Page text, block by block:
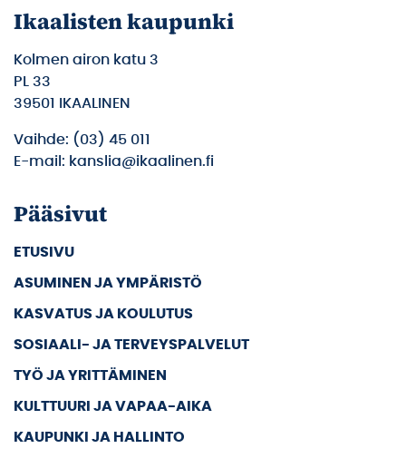
Ikaalisten kaupunki
Kolmen airon katu 3
PL 33
39501 IKAALINEN
Vaihde: (03) 45 011
E-mail: kanslia@ikaalinen.fi
Pääsivut
ETUSIVU
ASUMINEN JA YMPÄRISTÖ
KASVATUS JA KOULUTUS
SOSIAALI- JA TERVEYSPALVELUT
TYÖ JA YRITTÄMINEN
KULTTUURI JA VAPAA-AIKA
KAUPUNKI JA HALLINTO